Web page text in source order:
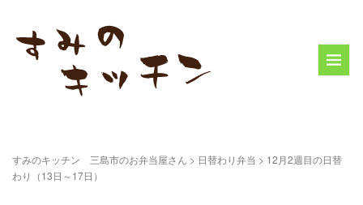
すみのキッチン 三島市のお弁当屋さん > 日替わり弁当 > 12月2週目の日替
わり（13日～17日）